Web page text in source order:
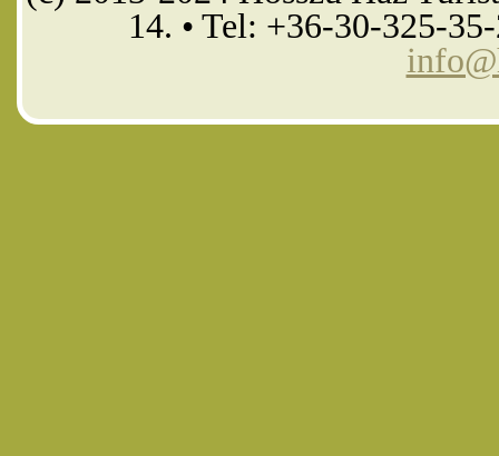
14. • Tel: +36-30-325-